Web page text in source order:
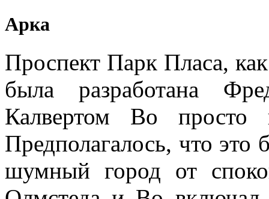
Арка
Проспект Парк Пласа,
была разработана
Калвертом Во
Предполагалось, что это
шумный город от